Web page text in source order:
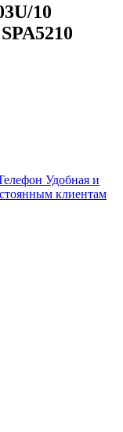
10
Удобная и
клиентам